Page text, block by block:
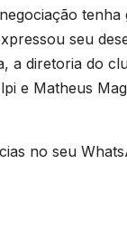
seu
a diretoria do
e Matheus
no seu